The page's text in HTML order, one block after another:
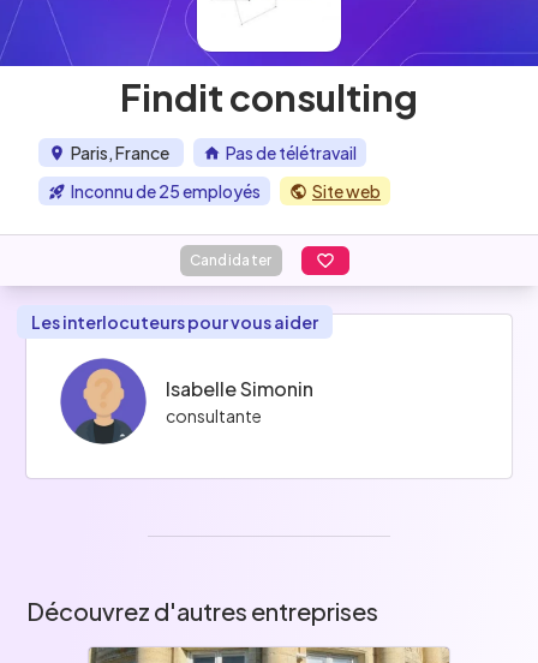
Findit consulting
Paris, France
Pas de télétravail
Inconnu de 25 employés
Site web
Candidater
Les interlocuteurs pour vous aider
Isabelle Simonin
consultante
Découvrez d'autres entreprises